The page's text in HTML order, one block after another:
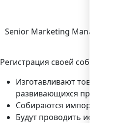
Senior Marketing Manager
Регистрация своей
Изготавливают товары и
развивающихся
Собираются
Будут проводить